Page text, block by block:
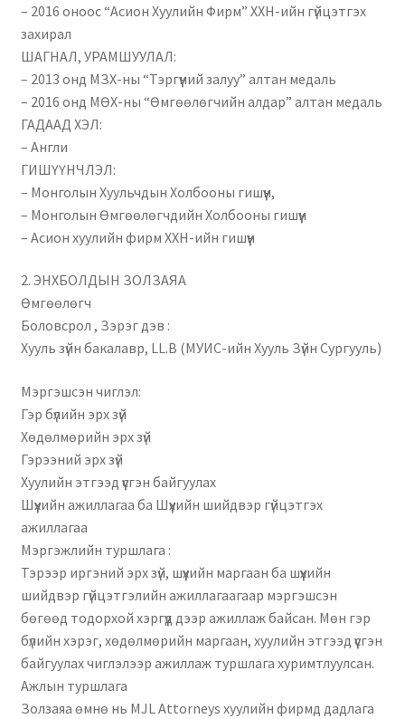
Хүний нөөцийн бодлогын баримт
Шүүхэд нэхэмжлэл гаргах загварууд
Эрсдэлийн удирдлага
– 2016 оноос “Асион Хуулийн Фирм” ХХН-ийн гүйцэтгэх
захирал
ШАГНАЛ, УРАМШУУЛАЛ:
– 2013 онд МЗХ-ны “Тэргүүний залуу” алтан медаль
– 2016 онд МӨХ-ны “Өмгөөлөгчийн алдар” алтан медаль
ГАДААД ХЭЛ:
– Англи
ГИШҮҮНЧЛЭЛ:
– Монголын Хуульчдын Холбооны гишүүн,
– Монголын Өмгөөлөгчдийн Холбооны гишүүн
– Асион хуулийн фирм ХХН-ийн гишүүн
2. ЭНХБОЛДЫН ЗОЛЗАЯА
Өмгөөлөгч
Боловсрол , Зэрэг дэв :
Хууль зүйн бакалавр, LL.B (МУИС-ийн Хууль Зүйн Сургууль)
Мэргэшсэн чиглэл:
Гэр бүлийн эрх зүй
Хөдөлмөрийн эрх зүй
Гэрээний эрх зүй
Хуулийн этгээд үүсгэн байгуулах
Шүүхийн ажиллагаа ба Шүүхийн шийдвэр гүйцэтгэх
ажиллагаа
Мэргэжлийн туршлага :
Тэрээр иргэний эрх зүй, шүүхийн маргаан ба шүүхийн
шийдвэр гүйцэтгэлийн ажиллагаагаар мэргэшсэн
бөгөөд тодорхой хэргүүд дээр ажиллаж байсан. Мөн гэр
бүлийн хэрэг, хөдөлмөрийн маргаан, хуулийн этгээд үүсгэн
байгуулах чиглэлээр ажиллаж туршлага хуримтлуулсан.
Ажлын туршлага
Золзаяа өмнө нь MJL Attorneys хуулийн фирмд дадлага